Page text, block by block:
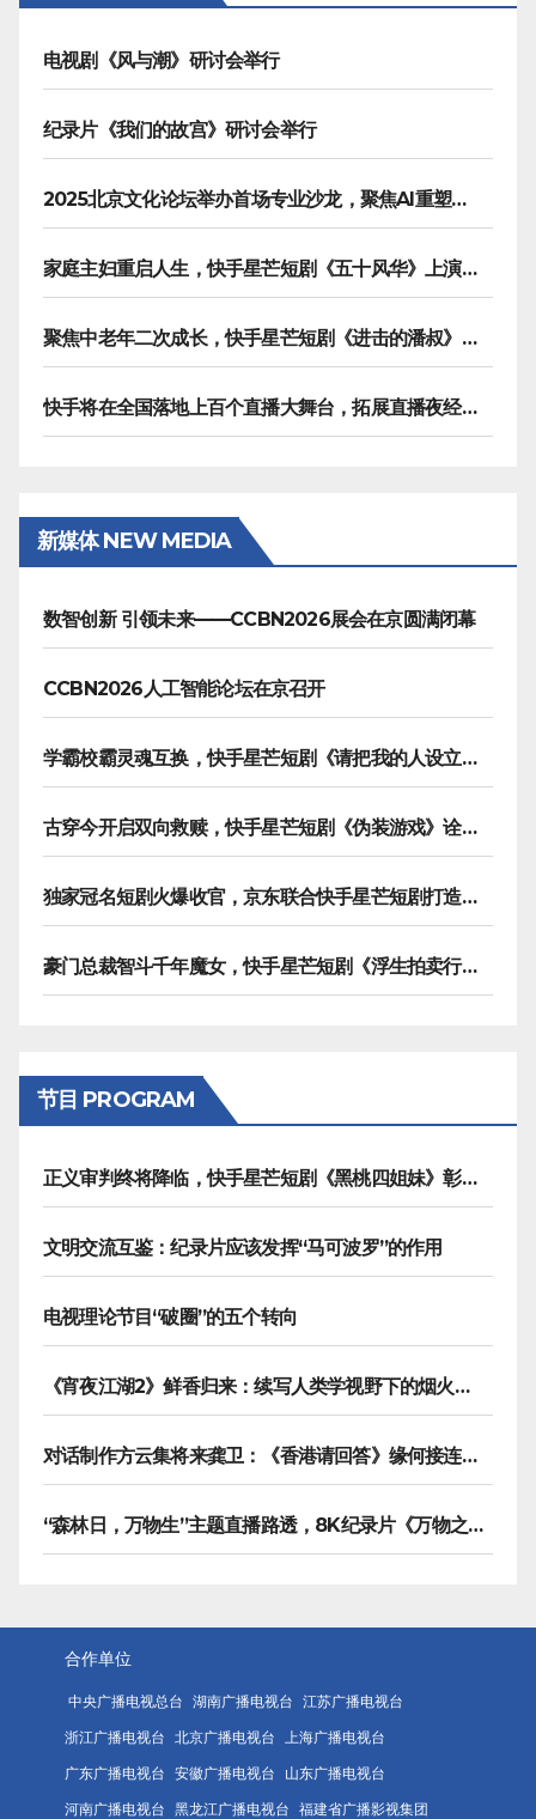
页
电视剧《风与潮》研讨会举行
纪录片《我们的故宫》研讨会举行
2025北京文化论坛举办首场专业沙龙，聚焦AI重塑内容生产
家庭主妇重启人生，快手星芒短剧《五十风华》上演中年大女主逆袭
聚焦中老年二次成长，快手星芒短剧《进击的潘叔》诠释银发力量
快手将在全国落地上百个直播大舞台，拓展直播夜经济生态
新媒体 NEW MEDIA
数智创新 引领未来——CCBN2026展会在京圆满闭幕
CCBN2026人工智能论坛在京召开
学霸校霸灵魂互换，快手星芒短剧《请把我的人设立住》笑泪齐飞
古穿今开启双向救赎，快手星芒短剧《伪装游戏》诠释热血青春友谊
独家冠名短剧火爆收官，京东联合快手星芒短剧打造双11营销范本
豪门总裁智斗千年魔女，快手星芒短剧《浮生拍卖行》奇幻元素拉满
节目 PROGRAM
正义审判终将降临，快手星芒短剧《黑桃四姐妹》彰显治愈内核
文明交流互鉴：纪录片应该发挥“马可波罗”的作用
电视理论节目“破圈”的五个转向
《宵夜江湖2》鲜香归来：续写人类学视野下的烟火漫游记
对话制作方云集将来龚卫：《香港请回答》缘何接连获国际传播大奖
“森林日，万物生”主题直播路透，8K纪录片《万物之生》今晚播出
合作单位
中央广播电视总台 湖南广播电视台 江苏广播电视台
浙江广播电视台 北京广播电视台 上海广播电视台
广东广播电视台 安徽广播电视台 山东广播电视台
河南广播电视台 黑龙江广播电视台 福建省广播影视集团